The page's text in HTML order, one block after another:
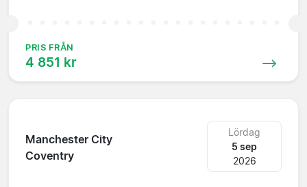
PRIS FRÅN
4 851 kr
Manchester City
Coventry
Lördag
5 sep
2026